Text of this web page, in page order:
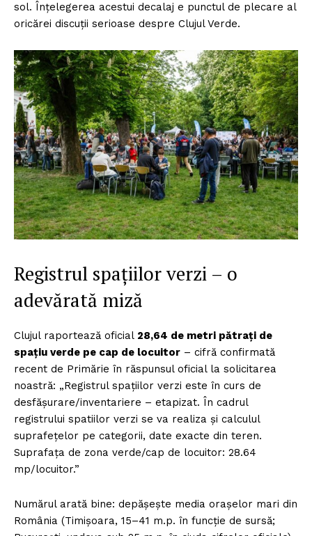
sol. Înțelegerea acestui decalaj e punctul de plecare al
oricărei discuții serioase despre Clujul Verde.
Registrul spațiilor verzi – o
adevărată miză
Clujul raportează oficial 28,64 de metri pătrați de
spațiu verde pe cap de locuitor – cifră confirmată
recent de Primărie în răspunsul oficial la solicitarea
noastră: „Registrul spațiilor verzi este în curs de
desfășurare/inventariere – etapizat. În cadrul
registrului spatiilor verzi se va realiza și calculul
suprafețelor pe categorii, date exacte din teren.
Suprafața de zona verde/cap de locuitor: 28.64
mp/locuitor.”
Numărul arată bine: depășește media orașelor mari din
România (Timișoara, 15–41 m.p. în funcție de sursă;